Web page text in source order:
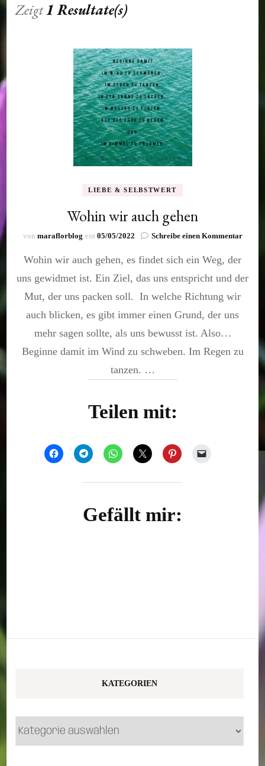
Zeigt1 Resultate(s)
LIEBE & SELBSTWERT
Wohin wir auch gehen
von maraflorblog ein 05/05/2022 Schreibe einen Kommentarzu
gehen
Wohin wir auch gehen, es findet sich ein Weg, der
uns gewidmet ist. Ein Ziel, das uns entspricht und der
Mut, der uns packen soll. In welche Richtung wir
auch blicken, es gibt immer einen Grund, der uns
mehr sagen sollte, als uns bewusst ist. Also…
Beginne damit im Wind zu schweben. Im Regen zu
tanzen. …
Teilen mit:
Gefällt mir:
KATEGORIEN
Kategorien